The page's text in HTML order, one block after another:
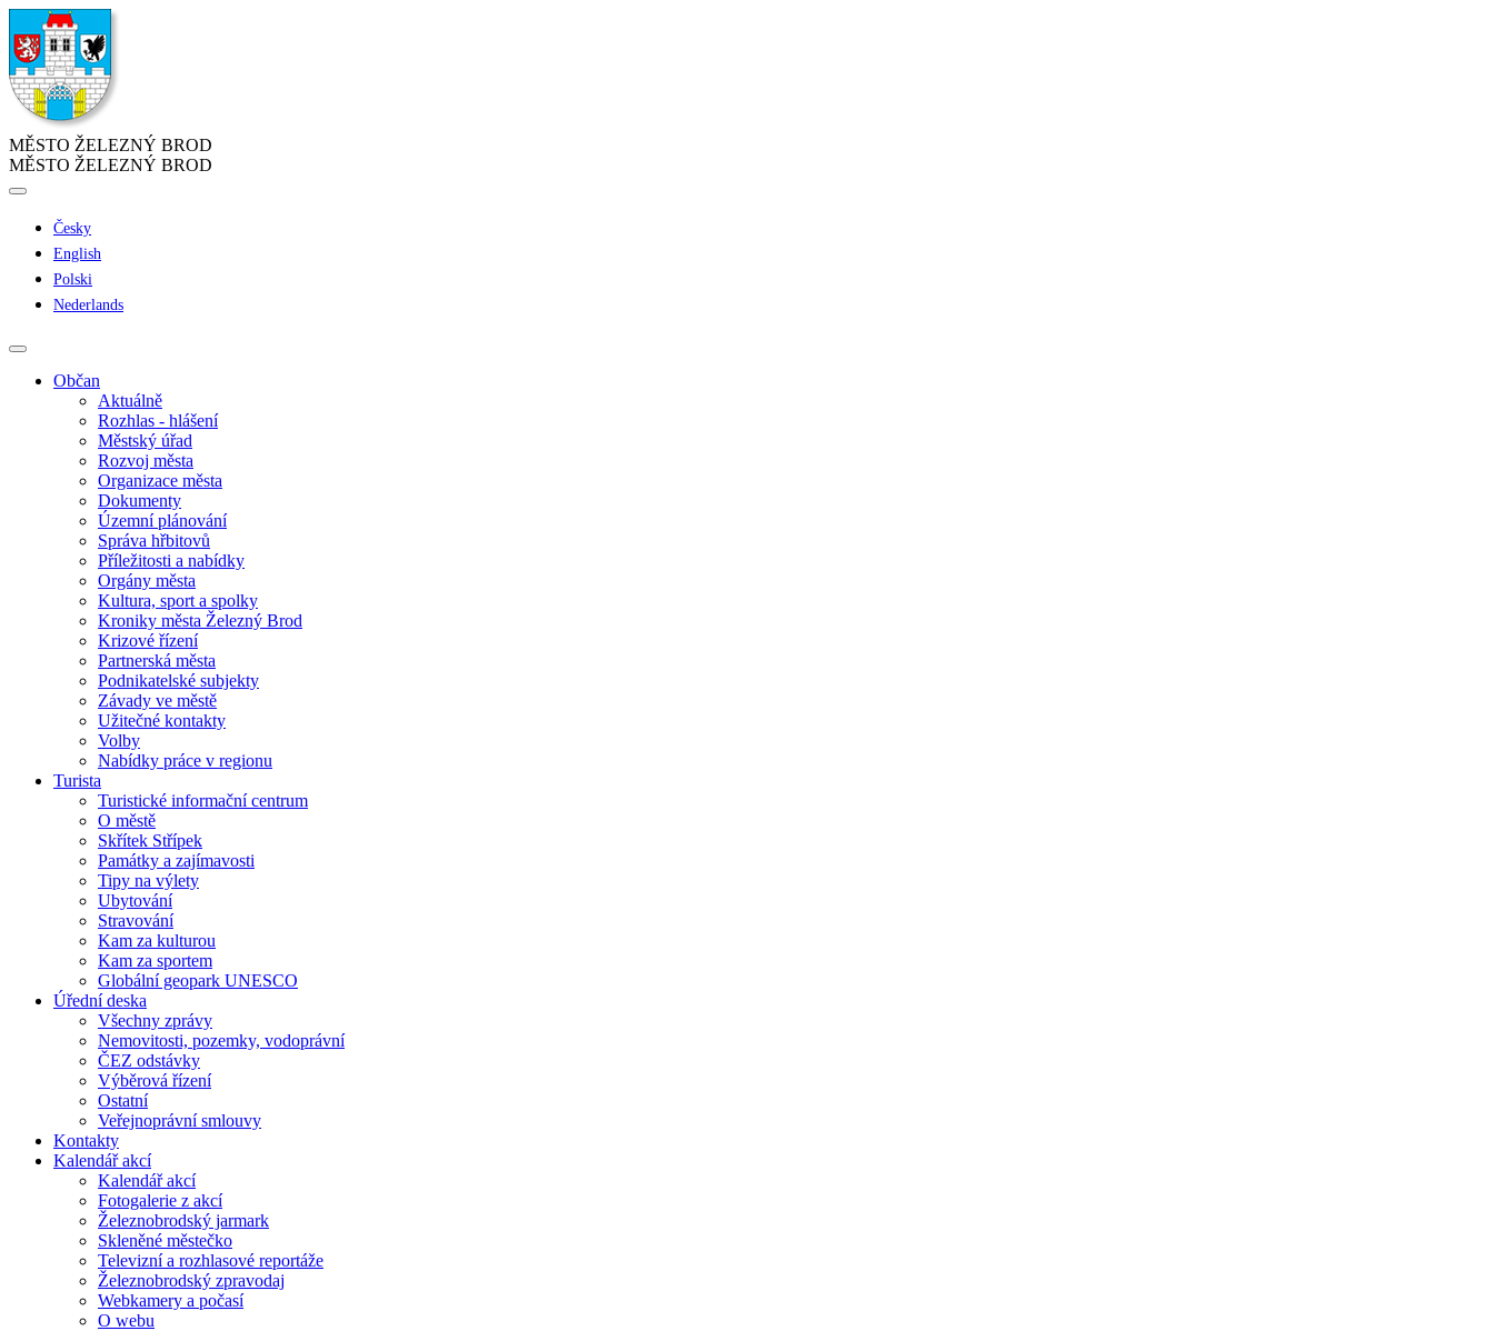
MĚSTO ŽELEZNÝ BROD
MĚSTO ŽELEZNÝ BROD
Česky
English
Polski
Nederlands
Občan
Aktuálně
Rozhlas - hlášení
Městský úřad
Rozvoj města
Organizace města
Dokumenty
Územní plánování
Správa hřbitovů
Příležitosti a nabídky
Orgány města
Kultura, sport a spolky
Kroniky města Železný Brod
Krizové řízení
Partnerská města
Podnikatelské subjekty
Závady ve městě
Užitečné kontakty
Volby
Nabídky práce v regionu
Turista
Turistické informační centrum
O městě
Skřítek Střípek
Památky a zajímavosti
Tipy na výlety
Ubytování
Stravování
Kam za kulturou
Kam za sportem
Globální geopark UNESCO
Úřední deska
Všechny zprávy
Nemovitosti, pozemky, vodoprávní
ČEZ odstávky
Výběrová řízení
Ostatní
Veřejnoprávní smlouvy
Kontakty
Kalendář akcí
Kalendář akcí
Fotogalerie z akcí
Železnobrodský jarmark
Skleněné městečko
Televizní a rozhlasové reportáže
Železnobrodský zpravodaj
Webkamery a počasí
O webu